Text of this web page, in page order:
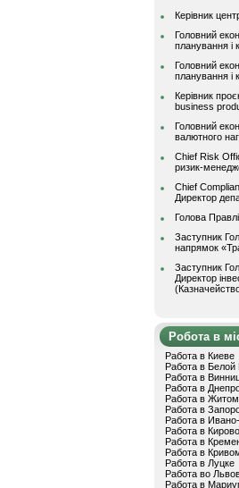
Керівник
Головний
планування і
Головний
планування і
Керівник
business
Головний
валютного
Chief Risk
ризик-
Chief
Директор
Голова
Заступник
напрямок
Заступник
Директор
Робота в
Работа в Киеве
Работа в Белой
Работа в
Работа в
Работа в
Работа в
Работа в
Работа в
Работа в
Работа в
Работа в Луцке
Работа во
Работа в